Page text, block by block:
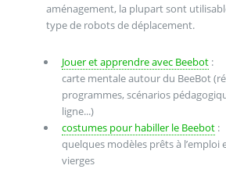
aménagement, la plupart sont
type de robots de déplacement.
Jouer et apprendre avec Beebot:
carte mentale autour du BeeBot
programmes, scénarios
ligne...)
costumes pour habiller le Beebot:
quelques modèles prêts à l’emploi
vierges